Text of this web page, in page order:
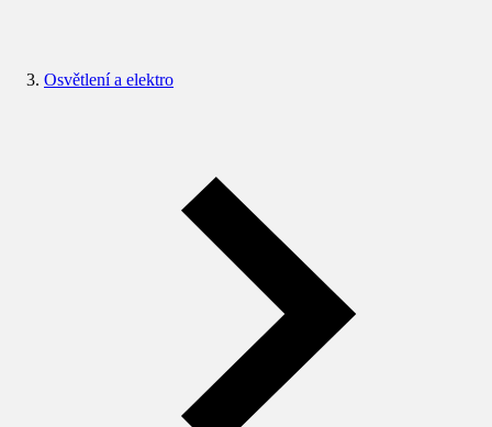
Osvětlení a elektro